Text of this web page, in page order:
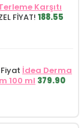
Karşıtı
FİYAT! 188.55
İdea Derma
100 ml 379.90